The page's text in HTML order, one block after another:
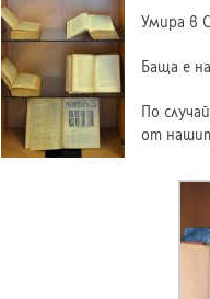
Умира в
Баща е
По
от